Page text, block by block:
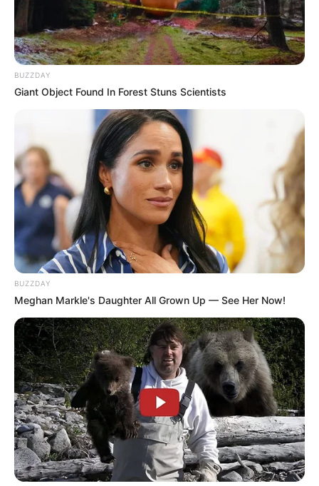
BUZZDAY
Giant Object Found In Forest Stuns Scientists
BUZZDAY
Meghan Markle's Daughter All Grown Up — See Her Now!